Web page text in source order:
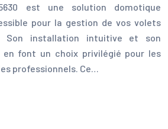
est une solution domotique
pour la gestion de vos volets
Son installation intuitive et son
en font un choix privilégié pour les
professionnels. Ce…